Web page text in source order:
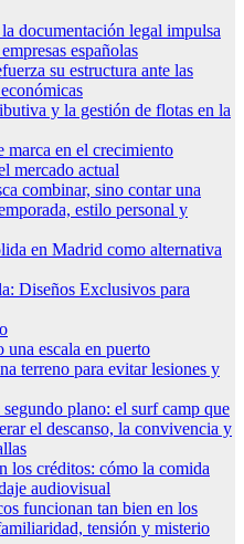
documentación legal impulsa
españolas
su estructura ante las
y la gestión de flotas en la
marca en el crecimiento
mercado actual
combinar, sino contar una
estilo personal y
en Madrid como alternativa
Diseños Exclusivos para
escala en puerto
terreno para evitar lesiones y
plano: el surf camp que
el descanso, la convivencia y
los créditos: cómo la comida
audiovisual
funcionan tan bien en los
tensión y misterio